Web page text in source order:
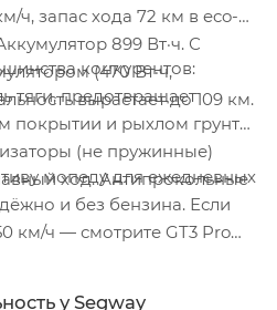
ч, запас хода 72 км в eco-
899 Вт·ч. С
(470 Вт·ч,
вырастает до 109 км.
конкурентов:
тяги, предотвращает
покрытии и рыхлом грунте.
(не пружинные)
ход. Антипрокольные
мопеду для ежедневных
и без бензина. Если
км/ч — смотрите GT3 Pro
у Segway